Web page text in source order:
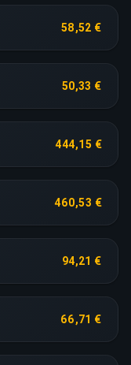
58,52 €
50,33 €
444,15 €
460,53 €
94,21 €
66,71 €